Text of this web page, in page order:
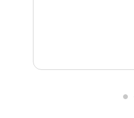
本人も、そんな長谷川さん
いて。まるで、おばあちゃ
深い信頼関係を築けるもの